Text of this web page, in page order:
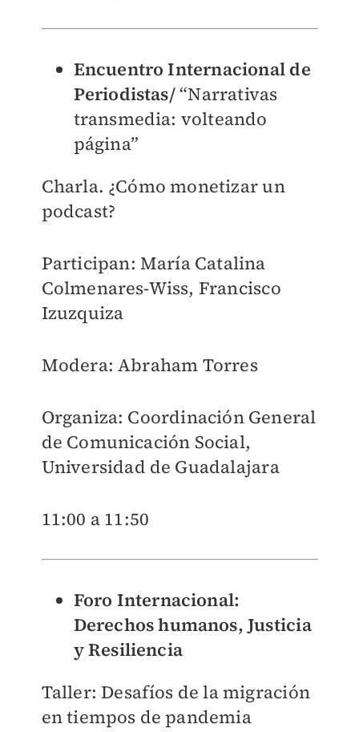
Encuentro Internacional de
Periodistas/ “Narrativas
transmedia: volteando
página”
Charla. ¿Cómo monetizar un
podcast?
Participan: María Catalina
Colmenares-Wiss, Francisco
Izuzquiza
Modera: Abraham Torres
Organiza: Coordinación General
de Comunicación Social,
Universidad de Guadalajara
11:00 a 11:50
Foro Internacional:
Derechos humanos, Justicia
y Resiliencia
Taller: Desafíos de la migración
en tiempos de pandemia